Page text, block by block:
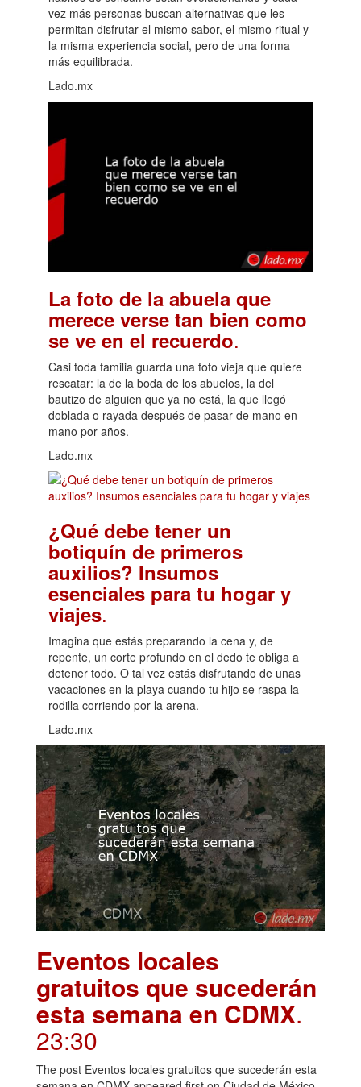
vez más personas buscan alternativas que les
permitan disfrutar el mismo sabor, el mismo ritual y
la misma experiencia social, pero de una forma
más equilibrada.
Lado.mx
La foto de la abuela que
merece verse tan bien como
se ve en el recuerdo.
Casi toda familia guarda una foto vieja que quiere
rescatar: la de la boda de los abuelos, la del
bautizo de alguien que ya no está, la que llegó
doblada o rayada después de pasar de mano en
mano por años.
Lado.mx
¿Qué debe tener un
botiquín de primeros
auxilios? Insumos
esenciales para tu hogar y
viajes.
Imagina que estás preparando la cena y, de
repente, un corte profundo en el dedo te obliga a
detener todo. O tal vez estás disfrutando de unas
vacaciones en la playa cuando tu hijo se raspa la
rodilla corriendo por la arena.
Lado.mx
Eventos locales
gratuitos que sucederán
esta semana en CDMX.
23:30
The post Eventos locales gratuitos que sucederán esta